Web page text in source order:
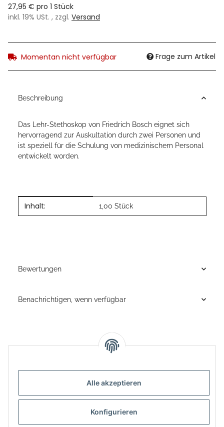
Alle akzeptieren
Konfigurieren
27,95 € pro 1 Stück
inkl. 19% USt. , zzgl. Versand
Momentan nicht verfügbar Frage zum Artikel
Beschreibung
Das Lehr-Stethoskop von Friedrich Bosch eignet sich
hervorragend zur Auskultation durch zwei Personen und
ist speziell für die Schulung von medizinischem Personal
entwickelt worden.
Produkteigenschaft
Wert
Inhalt: 1,00 Stück
Bewertungen
Benachrichtigen, wenn verfügbar
Informationen
Gesetzliche Informationen